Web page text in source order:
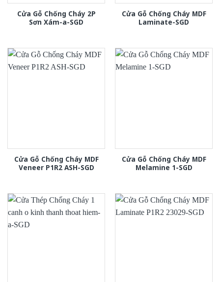
Cửa Gỗ Chống Cháy 2P
Sơn Xám-a-SGD
Cửa Gỗ Chống Cháy MDF
Laminate-SGD
Cửa Gỗ Chống Cháy MDF
Veneer P1R2 ASH-SGD
Cửa Gỗ Chống Cháy MDF
Melamine 1-SGD